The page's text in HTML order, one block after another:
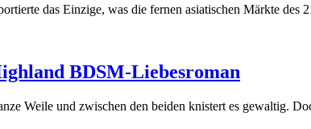
das Einzige, was die fernen asiatischen Märkte des
BDSM-Liebesroman
Weile und zwischen den beiden knistert es gewaltig.